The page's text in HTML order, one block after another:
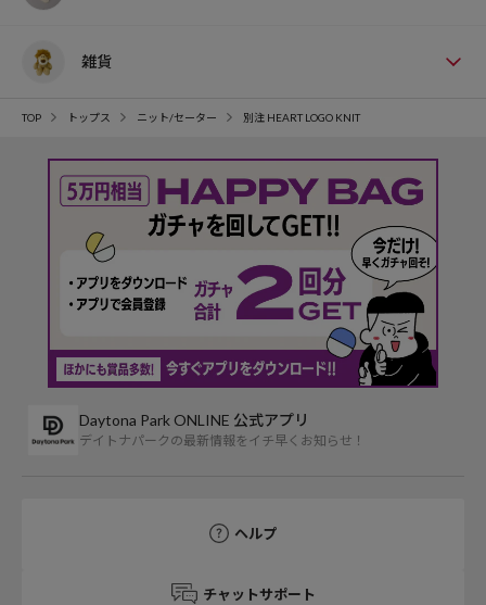
雑貨
TOP トップス ニット/セーター 別注 HEART LOGO KNIT
Daytona Park ONLINE 公式アプリ
デイトナパークの最新情報をイチ早くお知らせ！
ヘルプ
チャットサポート